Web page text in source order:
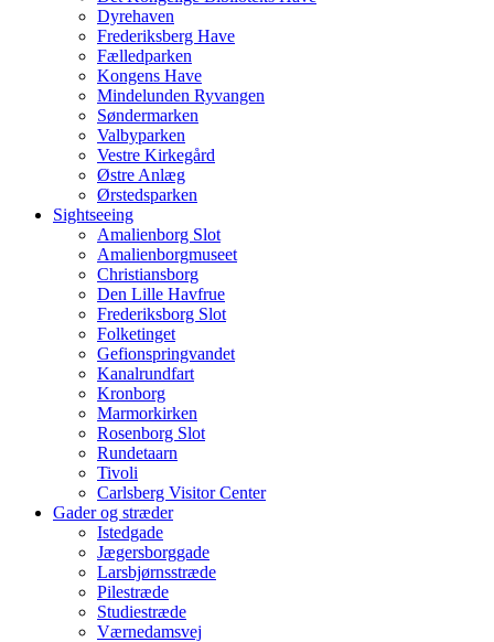
Dyrehaven
Frederiksberg Have
Fælledparken
Kongens Have
Mindelunden Ryvangen
Søndermarken
Valbyparken
Vestre Kirkegård
Østre Anlæg
Ørstedsparken
Sightseeing
Amalienborg Slot
Amalienborgmuseet
Christiansborg
Den Lille Havfrue
Frederiksborg Slot
Folketinget
Gefionspringvandet
Kanalrundfart
Kronborg
Marmorkirken
Rosenborg Slot
Rundetaarn
Tivoli
Carlsberg Visitor Center
Gader og stræder
Istedgade
Jægersborggade
Larsbjørnsstræde
Pilestræde
Studiestræde
Værnedamsvej